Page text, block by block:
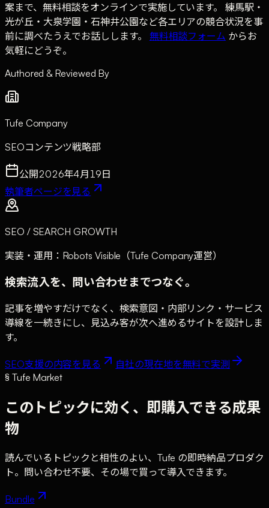
案まで、無料相談をオンラインで実施しています。 練馬駅・
光が丘・大泉学園・石神井公園など各エリアの競合状況を事
前に調べたうえでお話しします。 無料相談フォーム からお
気軽にどうぞ。
Authored & Reviewed By
Tufe Company
SEOコンテンツ戦略部
公開2026年4月19日
執筆者ページを見る
SEO / SEARCH GROWTH
実装・運用：Robots Visible（Tufe Company運営）
検索流入を、問い合わせまでつなぐ。
記事を増やすだけでなく、検索意図・内部リンク・サービス
導線を一続きにし、見込み客が次へ進めるサイトを設計しま
す。
SEO支援の内容を見る
自社の現在地を無料で実測
§ Tufe Market
このトピックに効く、即購入できる成果
物
読んでいるトピックと相性のよい、Tufe の即時納品プロダク
ト。問い合わせ不要、その場で買って導入できます。
Bundle